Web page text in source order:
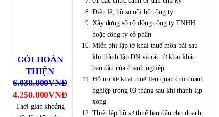
GÓI HOÀN
THIỆN
6.030.000VNĐ
4.250.000VNĐ
Thời gian khoảng
Điều lệ, hồ sơ nội bộ công ty
Xây dựng sổ cổ đông công ty TNHH
hoặc công ty cổ phần
Miễn phí lập tờ khai thuế môn bài sau
khi thành lập DN và các tờ khai khác
ban đầu của doanh nghiệp.
Hỗ trợ kê khai thuế liên quan cho doanh
nghiệp trong 03 tháng sau khi thành lập
xong
Thiết lập hồ sơ thuế ban đầu cho doanh